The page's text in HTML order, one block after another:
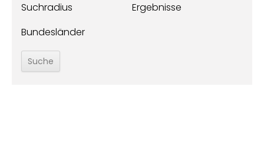
Suchradius
Ergebnisse
Bundesländer